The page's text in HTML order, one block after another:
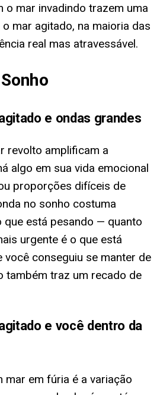
o mar invadindo trazem uma
mar agitado, na maioria das
real mas atravessável.
e ondas grandes
revolto amplificam a
algo em sua vida emocional
proporções difíceis de
no sonho costuma
que está pesando — quanto
urgente é o que está
você conseguiu se manter de
também traz um recado de
e você dentro da
mar em fúria é a variação